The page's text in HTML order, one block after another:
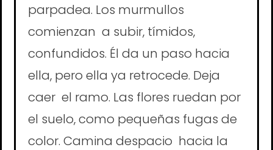
parpadea. Los murmullos
comienzan a subir, tímidos,
confundidos. Él da un paso hacia
ella, pero ella ya retrocede. Deja
caer el ramo. Las flores ruedan por
el suelo, como pequeñas fugas de
color. Camina despacio hacia la